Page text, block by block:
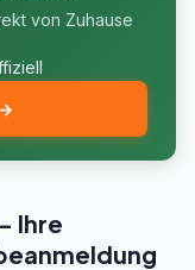
von Zuhause
Ihre